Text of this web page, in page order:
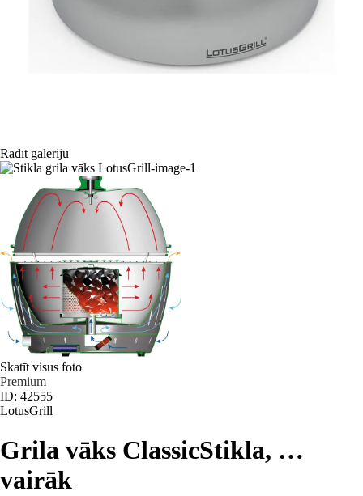
Rādīt galeriju
Skatīt visus foto
Premium
ID: 42555
LotusGrill
Grila vāks ClassicStikla, …
vairāk